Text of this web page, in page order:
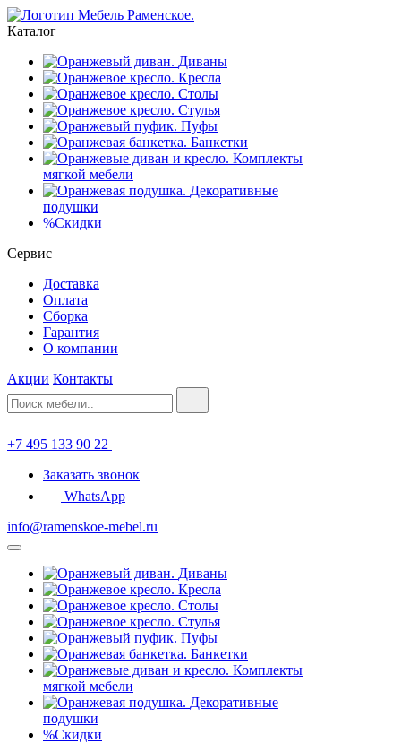
Каталог
Диваны
Кресла
Столы
Стулья
Пуфы
Банкетки
Комплекты
мягкой мебели
Декоративные
подушки
%Скидки
Сервис
Доставка
Оплата
Сборка
Гарантия
О компании
Акции Контакты
+7 495 133 90 22
Заказать звонок
WhatsApp
info@ramenskoe-mebel.ru
Диваны
Кресла
Столы
Стулья
Пуфы
Банкетки
Комплекты
мягкой мебели
Декоративные
подушки
%Скидки